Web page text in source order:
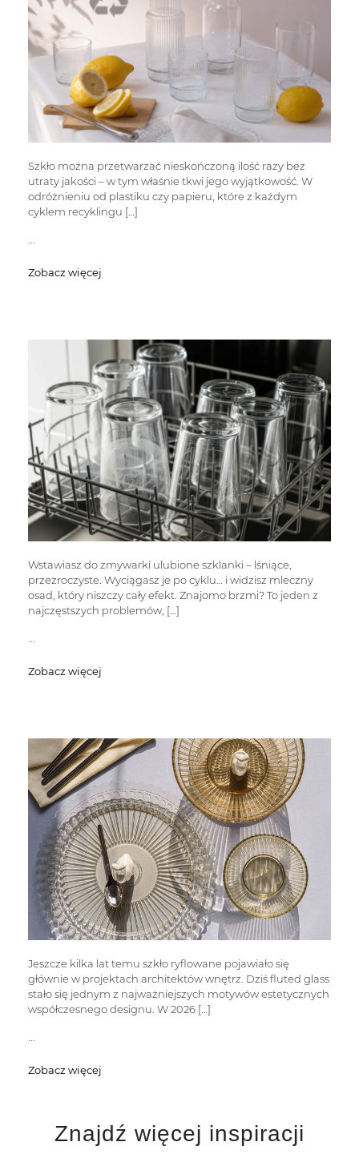
Szkło można przetwarzać nieskończoną ilość razy bez
utraty jakości – w tym właśnie tkwi jego wyjątkowość. W
odróżnieniu od plastiku czy papieru, które z każdym
cyklem recyklingu […]
...
Zobacz więcej
Wstawiasz do zmywarki ulubione szklanki – lśniące,
przezroczyste. Wyciągasz je po cyklu… i widzisz mleczny
osad, który niszczy cały efekt. Znajomo brzmi? To jeden z
najczęstszych problemów, […]
Zobacz więcej
Jeszcze kilka lat temu szkło ryflowane pojawiało się
głównie w projektach architektów wnętrz. Dziś fluted glass
stało się jednym z najważniejszych motywów estetycznych
współczesnego designu. W 2026 […]
Zobacz więcej
Znajdź więcej inspiracji